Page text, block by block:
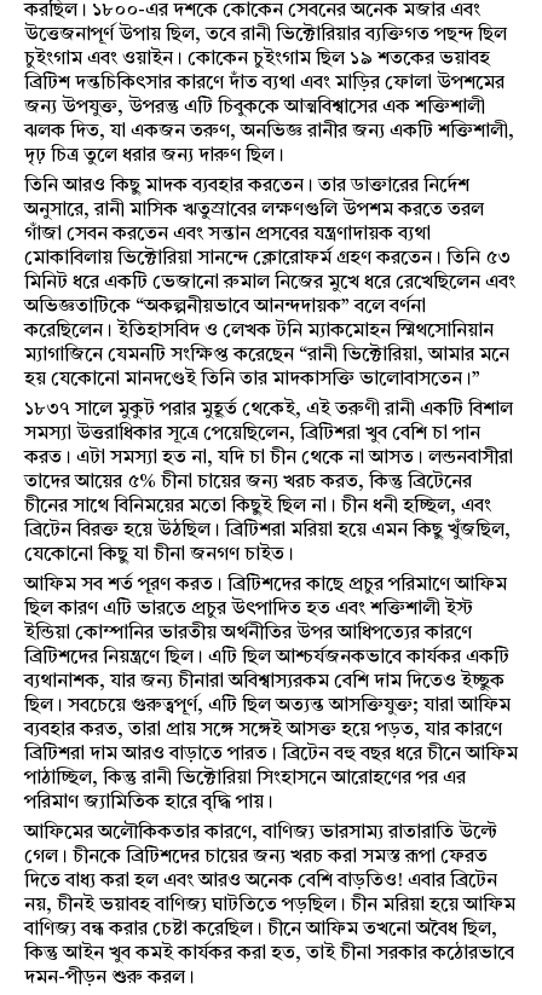
করছিল। ১৮০০-এর দশকে কোকেন সেবনের অনেক মজার এবং
উত্তেজনাপূর্ণ উপায় ছিল, তবে রানী ভিক্টোরিয়ার ব্যক্তিগত পছন্দ ছিল
চুইংগাম এবং ওয়াইন। কোকেন চুইংগাম ছিল ১৯ শতকের ভয়াবহ
ব্রিটিশ দন্তচিকিৎসার কারণে দাঁত ব্যথা এবং মাড়ির ফোলা উপশমের
জন্য উপযুক্ত, উপরন্তু এটি চিবুককে আত্মবিশ্বাসের এক শক্তিশালী
ঝলক দিত, যা একজন তরুণ, অনভিজ্ঞ রানীর জন্য একটি শক্তিশালী,
দৃঢ় চিত্র তুলে ধরার জন্য দারুণ ছিল।
তিনি আরও কিছু মাদক ব্যবহার করতেন। তার ডাক্তারের নির্দেশ
অনুসারে, রানী মাসিক ঋতুস্রাবের লক্ষণগুলি উপশম করতে তরল
গাঁজা সেবন করতেন এবং সন্তান প্রসবের যন্ত্রণাদায়ক ব্যথা
মোকাবিলায় ভিক্টোরিয়া সানন্দে ক্লোরোফর্ম গ্রহণ করতেন। তিনি ৫৩
মিনিট ধরে একটি ভেজানো রুমাল নিজের মুখে ধরে রেখেছিলেন এবং
অভিজ্ঞতাটিকে “অকল্পনীয়ভাবে আনন্দদায়ক” বলে বর্ণনা
করেছিলেন। ইতিহাসবিদ ও লেখক টনি ম্যাকমোহন স্মিথসোনিয়ান
ম্যাগাজিনে যেমনটি সংক্ষিপ্ত করেছেন “রানী ভিক্টোরিয়া, আমার মনে
হয় যেকোনো মানদণ্ডেই তিনি তার মাদকাসক্তি ভালোবাসতেন।”
১৮৩৭ সালে মুকুট পরার মুহূর্ত থেকেই, এই তরুণী রানী একটি বিশাল
সমস্যা উত্তরাধিকার সূত্রে পেয়েছিলেন, ব্রিটিশরা খুব বেশি চা পান
করত। এটা সমস্যা হত না, যদি চা চীন থেকে না আসত। লন্ডনবাসীরা
তাদের আয়ের ৫% চীনা চায়ের জন্য খরচ করত, কিন্তু ব্রিটেনের
চীনের সাথে বিনিময়ের মতো কিছুই ছিল না। চীন ধনী হচ্ছিল, এবং
ব্রিটেন বিরক্ত হয়ে উঠছিল। ব্রিটিশরা মরিয়া হয়ে এমন কিছু খুঁজছিল,
যেকোনো কিছু যা চীনা জনগণ চাইত।
আফিম সব শর্ত পূরণ করত। ব্রিটিশদের কাছে প্রচুর পরিমাণে আফিম
ছিল কারণ এটি ভারতে প্রচুর উৎপাদিত হত এবং শক্তিশালী ইস্ট
ইন্ডিয়া কোম্পানির ভারতীয় অর্থনীতির উপর আধিপত্যের কারণে
ব্রিটিশদের নিয়ন্ত্রণে ছিল। এটি ছিল আশ্চর্যজনকভাবে কার্যকর একটি
ব্যথানাশক, যার জন্য চীনারা অবিশ্বাস্যরকম বেশি দাম দিতেও ইচ্ছুক
ছিল। সবচেয়ে গুরুত্বপূর্ণ, এটি ছিল অত্যন্ত আসক্তিযুক্ত; যারা আফিম
ব্যবহার করত, তারা প্রায় সঙ্গে সঙ্গেই আসক্ত হয়ে পড়ত, যার কারণে
ব্রিটিশরা দাম আরও বাড়াতে পারত। ব্রিটেন বহু বছর ধরে চীনে আফিম
পাঠাচ্ছিল, কিন্তু রানী ভিক্টোরিয়া সিংহাসনে আরোহণের পর এর
পরিমাণ জ্যামিতিক হারে বৃদ্ধি পায়।
আফিমের অলৌকিকতার কারণে, বাণিজ্য ভারসাম্য রাতারাতি উল্টে
গেল। চীনকে ব্রিটিশদের চায়ের জন্য খরচ করা সমস্ত রূপা ফেরত
দিতে বাধ্য করা হল এবং আরও অনেক বেশি বাড়তিও! এবার ব্রিটেন
নয়, চীনই ভয়াবহ বাণিজ্য ঘাটতিতে পড়ছিল। চীন মরিয়া হয়ে আফিম
বাণিজ্য বন্ধ করার চেষ্টা করেছিল। চীনে আফিম তখনো অবৈধ ছিল,
কিন্তু আইন খুব কমই কার্যকর করা হত, তাই চীনা সরকার কঠোরভাবে
দমন-পীড়ন শুরু করল।